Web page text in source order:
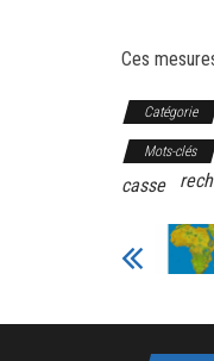
Ces
Catégorie
Mots-clés
casse